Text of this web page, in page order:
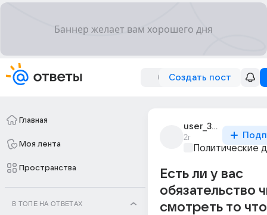
Создать пост
Главная
Моя лента
Пространства
В ТОПЕ НА ОТВЕТАХ
user_306105939
2г
Политические
Есть ли у вас
обязательство
смотреть то